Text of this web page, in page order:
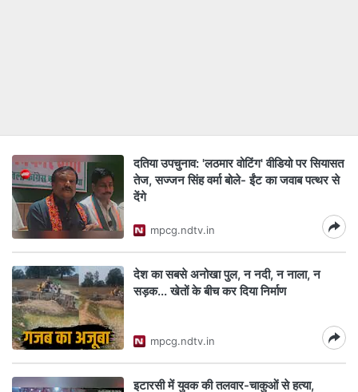
दतिया उपचुनाव: 'लठमार वोटिंग' वीडियो पर सियासत
तेज, सज्जन सिंह वर्मा बोले- ईंट का जवाब पत्थर से
देंगे
mpcg.ndtv.in
देश का सबसे अनोखा पुल, न नदी, न नाला, न
सड़क... खेतों के बीच कर द‍िया निर्माण
mpcg.ndtv.in
इटारसी में युवक की तलवार-चाकुओं से हत्या,